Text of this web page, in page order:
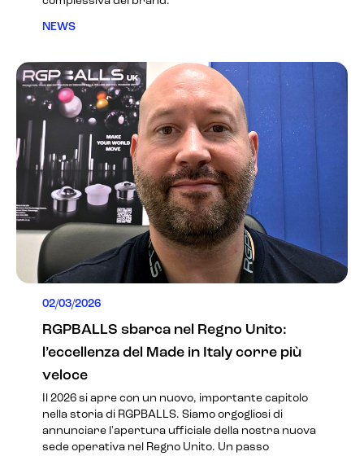
NEWS
02/03/2026
RGPBALLS sbarca nel Regno Unito:
l’eccellenza del Made in Italy corre più
veloce
Il 2026 si apre con un nuovo, importante capitolo
nella storia di RGPBALLS. Siamo orgogliosi di
annunciare l'apertura ufficiale della nostra nuova
sede operativa nel Regno Unito. Un passo